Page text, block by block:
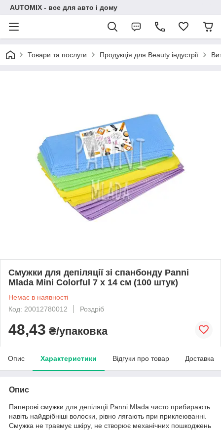
AUTOMIX - все для авто і дому
Товари та послуги Продукція для Beauty індустрії
Смужки для депіляції зі спанбонду Panni
Mlada Mini Colorful 7 х 14 см (100 штук)
Немає в наявності
Код: 20012780012
Роздріб
48,43 ₴/упаковка
Опис Характеристики Відгуки про товар Доставка
Опис
Паперові смужки для депіляції Panni Mlada чисто прибирають
навіть найдрібніші волоски, рівно лягають при приклеюванні.
Смужка не травмує шкіру, не створює механічних пошкоджень